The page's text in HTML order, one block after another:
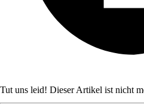
Tut uns leid! Dieser Artikel ist nicht